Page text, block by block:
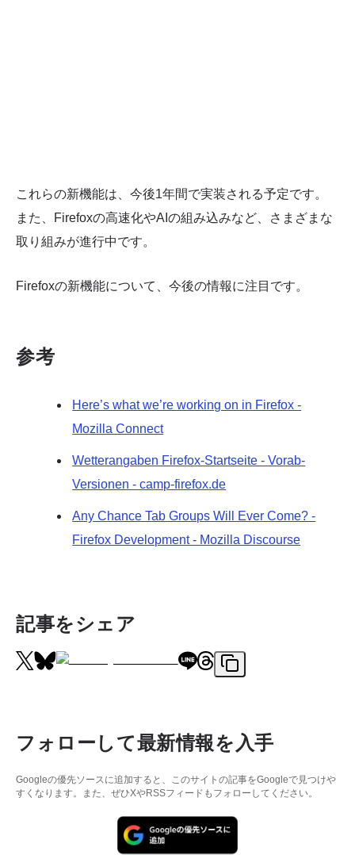
これらの新機能は、今後1年間で実装される予定です。
また、Firefoxの高速化やAIの組み込みなど、さまざまな
取り組みが進行中です。
Firefoxの新機能について、今後の情報に注目です。
参考
Here’s what we’re working on in Firefox -
Mozilla Connect
Wetterangaben Firefox-Startseite - Vorab-
Versionen - camp-firefox.de
Any Chance Tab Groups Will Ever Come? -
Firefox Development - Mozilla Discourse
記事をシェア
フォローして最新情報を入手
Googleの優先ソースに追加すると、このサイトの記事をGoogleで見つけや
すくなります。また、ぜひXやRSSフィードもフォローしてください。